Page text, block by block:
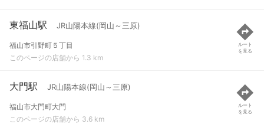
東福山駅 JR山陽本線(岡山～三原)
福山市引野町５丁目
このページの店舗から 1.3 km
ルート
を見る
大門駅 JR山陽本線(岡山～三原)
福山市大門町大門
このページの店舗から 3.6 km
ルート
を見る